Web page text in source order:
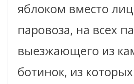
яблоком вместо
паровоза, на всех
выезжающего из
ботинок, из которых